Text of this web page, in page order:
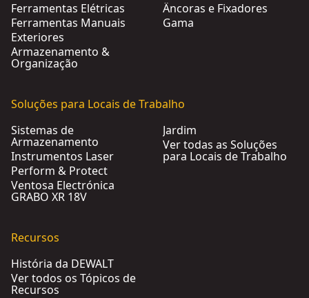
Ferramentas Elétricas
Ferramentas Manuais
Exteriores
Armazenamento &
Organização
Âncoras e Fixadores
Gama
Soluções para Locais de Trabalho
Sistemas de
Armazenamento
Instrumentos Laser
Perform & Protect
Ventosa Electrónica
GRABO XR 18V
Jardim
Ver todas as Soluções
para Locais de Trabalho
Recursos
História da DEWALT
Ver todos os Tópicos de
Recursos